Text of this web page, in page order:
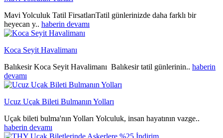
Mavi Yolculuk Tatil FirsatlarıTatil günlerinizde daha farklı bir
heyecan y.. haberin devamı
Koca Seyit Havalimanı
Balıkesir Koca Seyit Havalimanı Balıkesir tatil günlerinin.. haberin
devamı
Ucuz Uçak Bileti Bulmanın Yolları
Uçak bileti bulma'nın Yolları Yolculuk, insan hayatının vazge..
haberin devamı